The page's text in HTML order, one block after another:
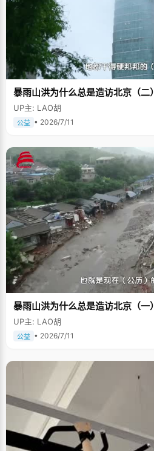
暴雨山洪为什么总是造访北京（二）
UP主: LAO胡
公益 • 2026/7/11
暴雨山洪为什么总是造访北京（一）
UP主: LAO胡
公益 • 2026/7/11